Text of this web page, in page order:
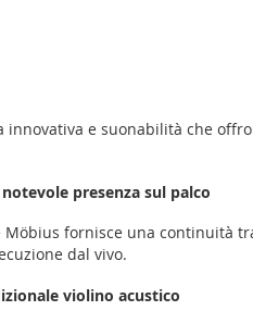
innovativa e suonabilità che
presenza sul palco
fornisce una continuità
dal vivo.
violino acustico